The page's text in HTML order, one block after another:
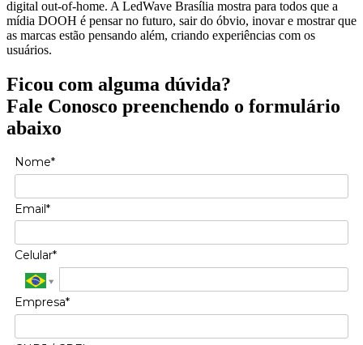
digital out-of-home. A LedWave Brasília mostra para todos que a
mídia DOOH é pensar no futuro, sair do óbvio, inovar e mostrar que
as marcas estão pensando além, criando experiências com os
usuários.
Ficou com alguma dúvida?
Fale Conosco preenchendo o formulário
abaixo
Nome*
Email*
Celular*
Empresa*